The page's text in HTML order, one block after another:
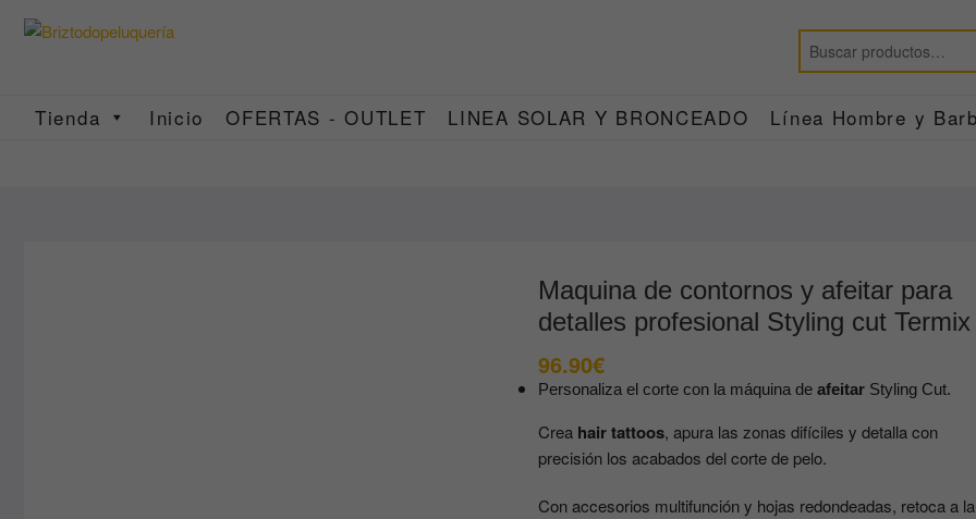
Tienda Inicio OFERTAS - OUTLET LINEA SOLAR Y BRONCEADO Línea Hombre y
Maquina de contornos y afeitar para
detalles profesional Styling cut Termix
96.90€
Personaliza el corte con la máquina de afeitar Styling Cut.
Crea hair tattoos, apura las zonas difíciles y detalla con
precisión los acabados del corte de pelo.
Con accesorios multifunción y hojas redondeadas, retoca a la